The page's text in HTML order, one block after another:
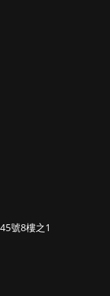
號8樓之1